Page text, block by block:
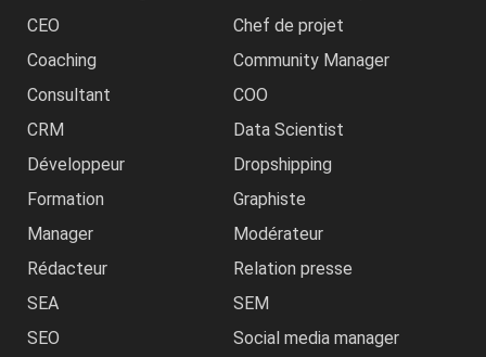
CEO
Chef de projet
Coaching
Community Manager
Consultant
COO
CRM
Data Scientist
Développeur
Dropshipping
Formation
Graphiste
Manager
Modérateur
Rédacteur
Relation presse
SEA
SEM
SEO
Social media manager